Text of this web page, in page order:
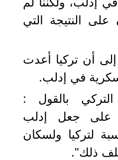
النتيجة التي
أن تركيا أعدت
في إدلب.
بالقول :
على جعل إدلب
لتركيا ولسكان
ذلك".